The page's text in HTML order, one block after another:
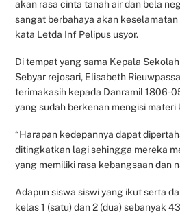
akan rasa cinta tanah air dan bela
sangat berbahaya akan
kata Letda Inf Pelipus usyor.
Di tempat yang sama Kepala
Sebyar rejosari, Elisabeth
terimakasih kepada Danramil 1806-
yang sudah berkenan mengisi materi
“Harapan kedepannya dapat
ditingkatkan lagi sehingga mereka
yang memiliki rasa kebangsaan dan
Adapun siswa siswi yang ikut serta
kelas 1 (satu) dan 2 (dua) sebanyak